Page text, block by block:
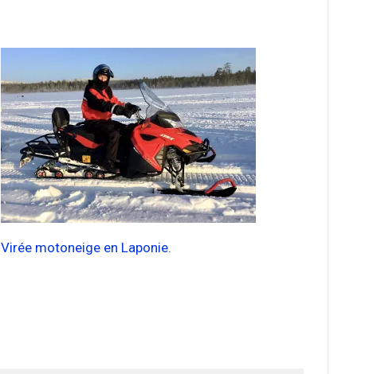
Virée motoneige en Laponie.